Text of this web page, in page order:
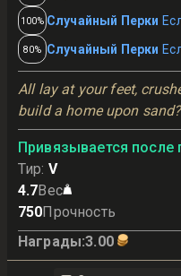
100% Случайный Перки
80% Случайный Перки
All lay at your feet,
build a home upon sand?
Привязывается после
Тир: V
4.7Вес
750Прочность
Награды:3.00